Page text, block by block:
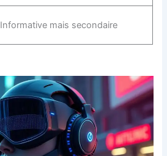
Informative mais secondaire